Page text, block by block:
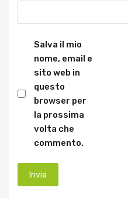
Salva il mio
nome, email e
sito web in
questo
browser per
la prossima
volta che
commento.